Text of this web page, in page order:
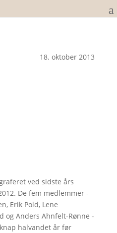
18. oktober 2013
ved sidste års
De fem medlemmer -
Erik Pold, Lene
og Anders Ahnfelt-Rønne -
halvandet år før